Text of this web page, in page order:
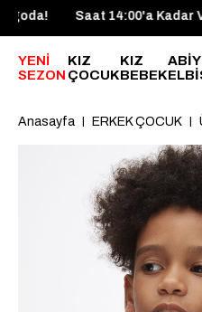
Bugün Kargoda! Saat
YENİ
SEZON
KIZ
ÇOCUK
KIZ
BEBEK
Anasayfa ERKEK ÇOCUK